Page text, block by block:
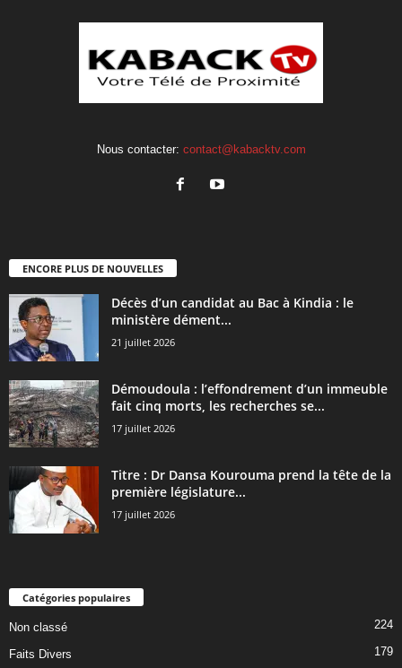
Nous contacter: contact@kabacktv.com
ENCORE PLUS DE NOUVELLES
Décès d’un candidat au Bac à Kindia : le
ministère dément...
21 juillet 2026
Démoudoula : l’effondrement d’un immeuble
fait cinq morts, les recherches se...
17 juillet 2026
Titre : Dr Dansa Kourouma prend la tête de la
première législature...
17 juillet 2026
Catégories populaires
Non classé 224
Faits Divers 179